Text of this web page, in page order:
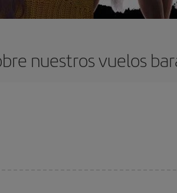
nuestros vuelos
ofertas y déjate inspirar: seguro que